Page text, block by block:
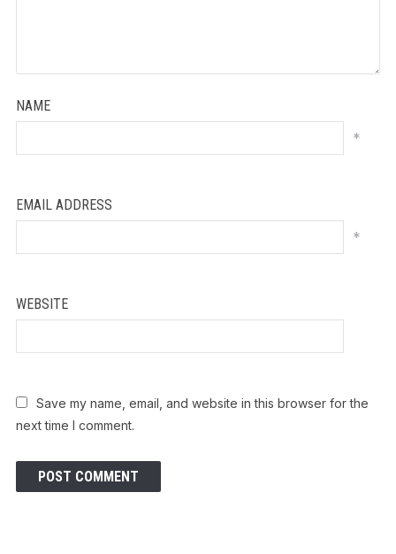
NAME
*
EMAIL ADDRESS
*
WEBSITE
Save my name, email, and website in this browser for the
next time I comment.